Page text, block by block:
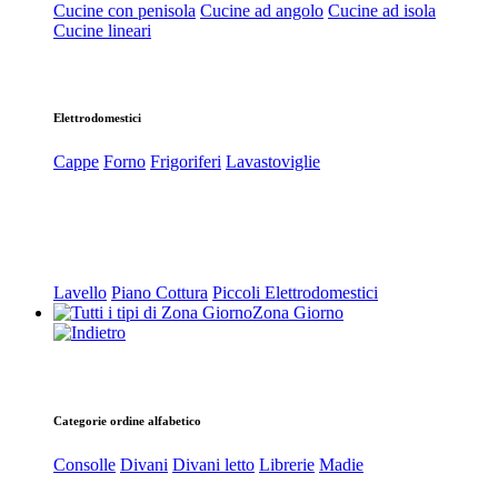
Cucine con penisola Cucine ad angolo Cucine ad isola
Cucine lineari
Elettrodomestici
Cappe Forno Frigoriferi Lavastoviglie
Lavello Piano Cottura Piccoli Elettrodomestici
Zona Giorno
Categorie ordine alfabetico
Consolle Divani Divani letto Librerie Madie